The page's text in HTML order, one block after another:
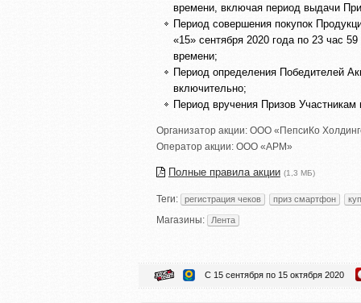
времени, включая период выдачи
Период совершения покупок
«15» сентября 2020 года по 23 час
времени;
Период определения Победителей
включительно;
Период вручения Призов
Организатор акции: ООО «ПепсиКо
Оператор акции: ООО «АРМ»
Полные правила акции (1,3 МБ)
Теги: регистрация чеков приз смартфон
Магазины: Лента
С 15 сентября по 15 октября 2020